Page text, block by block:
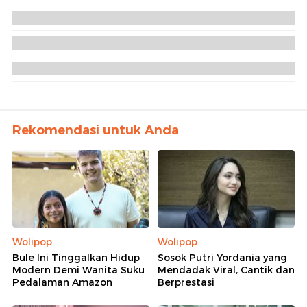
Rekomendasi untuk Anda
Wolipop
Bule Ini Tinggalkan Hidup
Modern Demi Wanita Suku
Pedalaman Amazon
Wolipop
Sosok Putri Yordania yang
Mendadak Viral, Cantik dan
Berprestasi